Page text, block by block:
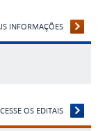
INFORMAÇÕES
OS EDITAIS